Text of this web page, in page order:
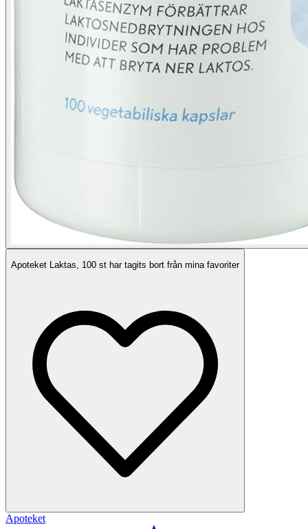
Apoteket Laktas, 100 st har tagits bort från mina favoriter
Apoteket